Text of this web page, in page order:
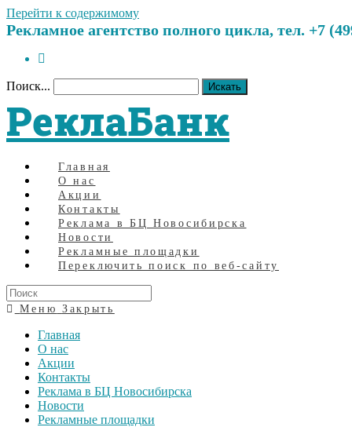
Перейти к содержимому
Рекламное агентство полного цикла, тел. +7
Поиск... Искать
РеклаБанк
Главная
О нас
Акции
Контакты
Реклама в БЦ Новосибирска
Новости
Рекламные площадки
Переключить поиск по веб-сайту
Меню Закрыть
Главная
О нас
Акции
Контакты
Реклама в БЦ Новосибирска
Новости
Рекламные площадки